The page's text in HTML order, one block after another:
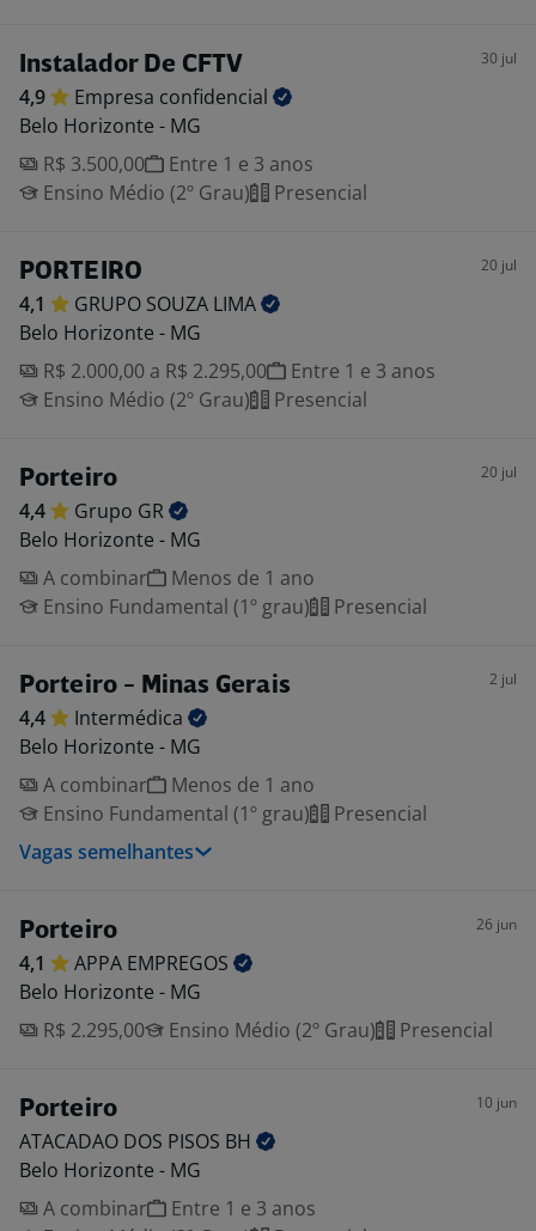
Instalador De CFTV 30 jul
4,9 Empresa confidencial
Belo Horizonte - MG
R$ 3.500,00
Entre 1 e 3 anos
Ensino Médio (2º Grau)
Presencial
PORTEIRO 20 jul
4,1 GRUPO SOUZA LIMA
Belo Horizonte - MG
R$ 2.000,00 a R$ 2.295,00
Entre 1 e 3 anos
Ensino Médio (2º Grau)
Presencial
Porteiro 20 jul
4,4 Grupo GR
Belo Horizonte - MG
A combinar
Menos de 1 ano
Ensino Fundamental (1º grau)
Presencial
Porteiro - Minas Gerais 2 jul
4,4
Intermédica
Belo Horizonte - MG
A combinar
Menos de 1 ano
Ensino Fundamental (1º grau)
Presencial
Vagas semelhantes
Porteiro 26 jun
4,1 APPA EMPREGOS
Belo Horizonte - MG
R$ 2.295,00
Ensino Médio (2º Grau) Presencial
Porteiro 10 jun
ATACADAO DOS PISOS BH
Belo Horizonte - MG
A combinar
Entre 1 e 3 anos